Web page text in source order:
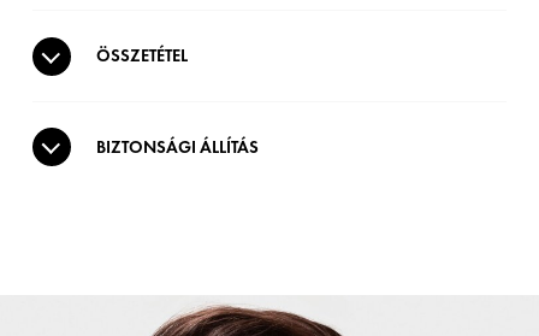
ÖSSZETÉTEL
BIZTONSÁGI ÁLLÍTÁS